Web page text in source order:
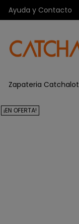
Ayuda y Contacto
Zapateria Catchalot
¡EN OFERTA!